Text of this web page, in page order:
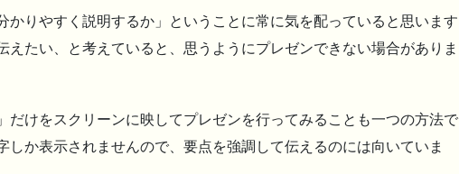
かりやすく説明するか」ということに常に気を配っていると思います
えたい、と考えていると、思うようにプレゼンできない場合がありま
だけをスクリーンに映してプレゼンを行ってみることも一つの方法で
しか表示されませんので、要点を強調して伝えるのには向いていま